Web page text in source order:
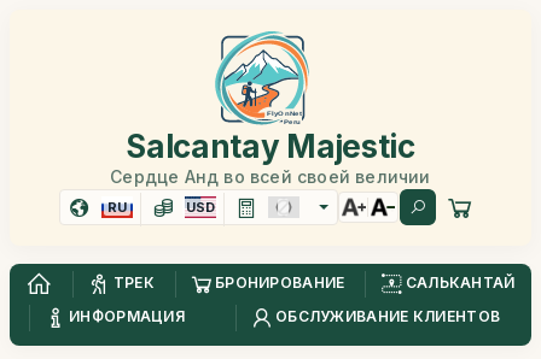
Salcantay Majestic
Сердце Анд во всей своей величии
RU USD
ТРЕК БРОНИРОВАНИЕ
САЛЬКАНТАЙ
ИНФОРМАЦИЯ
ОБСЛУЖИВАНИЕ КЛИЕНТОВ